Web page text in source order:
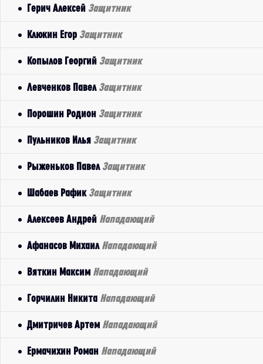
Герич Алексей Защитник
Клюкин Егор Защитник
Копылов Георгий Защитник
Левченков Павел Защитник
Порошин Родион Защитник
Пульников Илья Защитник
Рыженьков Павел Защитник
Шабаев Рафик Защитник
Алексеев Андрей Нападающий
Афанасов Михаил Нападающий
Вяткин Максим Нападающий
Горчилин Никита Нападающий
Дмитричев Артем Нападающий
Ермачихин Роман Нападающий